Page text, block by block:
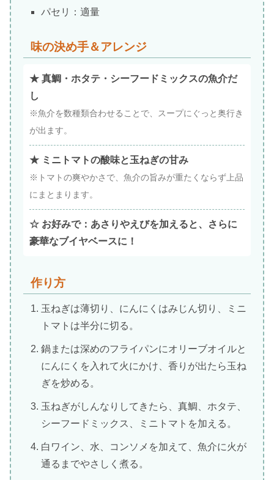
パセリ：適量
味の決め手＆アレンジ
★ 真鯛・ホタテ・シーフードミックスの魚介だ
し
※魚介を数種類合わせることで、スープにぐっと奥行き
が出ます。
★ ミニトマトの酸味と玉ねぎの甘み
※トマトの爽やかさで、魚介の旨みが重たくならず上品
にまとまります。
☆ お好みで：あさりやえびを加えると、さらに
豪華なブイヤベースに！
作り方
玉ねぎは薄切り、にんにくはみじん切り、ミニ
トマトは半分に切る。
鍋または深めのフライパンにオリーブオイルと
にんにくを入れて火にかけ、香りが出たら玉ね
ぎを炒める。
玉ねぎがしんなりしてきたら、真鯛、ホタテ、
シーフードミックス、ミニトマトを加える。
白ワイン、水、コンソメを加えて、魚介に火が
通るまでやさしく煮る。